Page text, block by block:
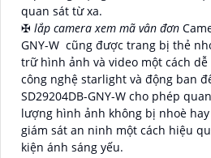
quan sát từ xa.
✠ lắp camera xem mã vân đơn
GNY-W cũng được trang bị thẻ
trữ hình ảnh và video một cách
công nghệ starlight và động ban
SD29204DB-GNY-W cho phép
lượng hình ảnh không bị nhoè
giám sát an ninh một cách hiệu
kiện ánh sáng yếu.